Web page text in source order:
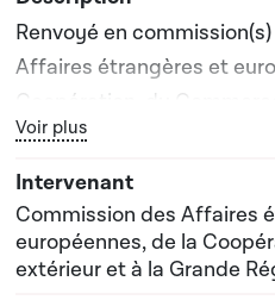
Renvoyé en
Affaires étrangères et
Coopération, du
RégionBouton graphique servant
Voir plus
Commission des Affaires
européennes, de la
extérieur et à la Grande